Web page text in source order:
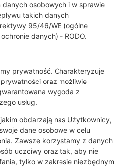
danych osobowych i w sprawie
takich danych
95/46/WE (ogólne
danych) - RODO.
prywatność. Charakteryzuje
oraz możliwie
wygoda z
usług.
obdarzają nas Użytkownicy,
dane osobowe w celu
Zawsze korzystamy z danych
uczciwy oraz tak, aby nie
tylko w zakresie niezbędnym